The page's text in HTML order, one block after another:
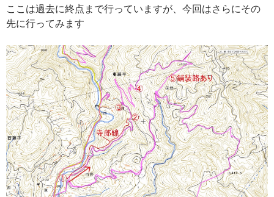
ここは過去に終点まで行っていますが、今回はさらにその
先に行ってみます